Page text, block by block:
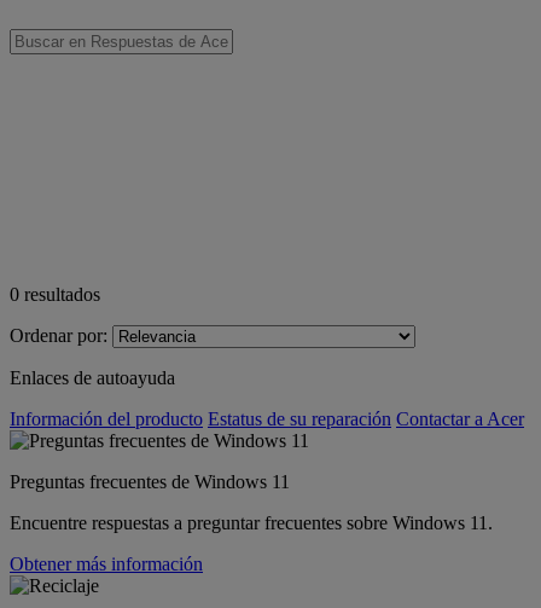
0 resultados
Ordenar por:
Enlaces de autoayuda
Información del producto Estatus de su reparación Contactar a Acer
Preguntas frecuentes de Windows 11
Encuentre respuestas a preguntar frecuentes sobre Windows 11.
Obtener más información